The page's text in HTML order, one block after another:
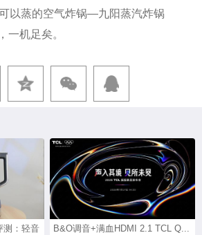
以蒸的空气炸锅—九阳蒸汽炸锅
一机足矣。
测：轻音
B&O调音+满血HDMI 2.1 TCL Q...